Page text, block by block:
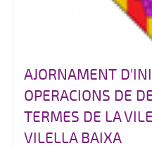
AJORNAMENT
OPERACIONS DE
TERMES DE LA
VILELLA BAIXA